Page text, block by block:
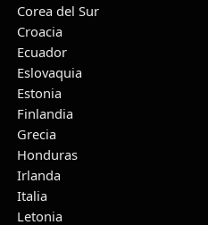
Corea del Sur
Croacia
Ecuador
Eslovaquia
Estonia
Finlandia
Grecia
Honduras
Irlanda
Italia
Letonia